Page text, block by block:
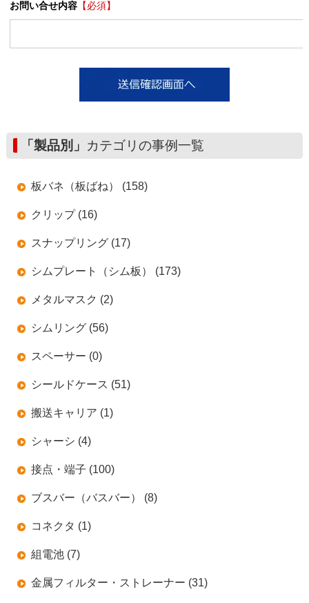
お問い合せ内容【必須】
「製品別」 カテゴリの事例一覧
板バネ（板ばね） (158)
クリップ (16)
スナップリング (17)
シムプレート（シム板） (173)
メタルマスク (2)
シムリング (56)
スペーサー (0)
シールドケース (51)
搬送キャリア (1)
シャーシ (4)
接点・端子 (100)
ブスバー（バスバー） (8)
コネクタ (1)
組電池 (7)
金属フィルター・ストレーナー (31)